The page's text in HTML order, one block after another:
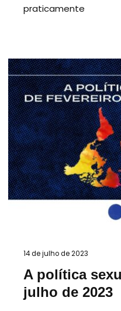
praticamente
14 de julho de 2023
A política
julho de 2023